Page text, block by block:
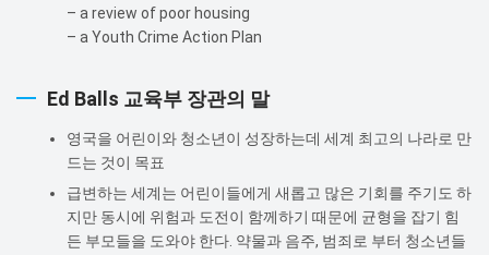
– a review of poor housing
– a Youth Crime Action Plan
Ed Balls 교육부 장관의 말
영국을 어린이와 청소년이 성장하는데 세계 최고의 나라로 만
드는 것이 목표
급변하는 세계는 어린이들에게 새롭고 많은 기회를 주기도 하
지만 동시에 위험과 도전이 함께하기 때문에 균형을 잡기 힘
든 부모들을 도와야 한다. 약물과 음주, 범죄로 부터 청소년들